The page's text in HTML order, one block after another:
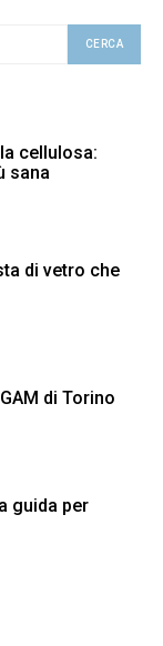
CERCA
cellulosa:
sana
di vetro che
di Torino
guida per